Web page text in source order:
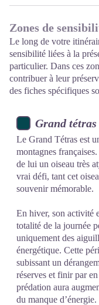
Zones de
Le long de votre
sensibilité liées à la
particulier. Dans ces
contribuer à leur
des fiches spécifiques
Grand
Le Grand Tétras est
montagnes
de lui un oiseau très
vrai défi, tant cet
souvenir mémorable.
En hiver, son activité
totalité de la journée
uniquement des
énergétique. Cette
subissant un
réserves et finir par
prédation aura
du manque